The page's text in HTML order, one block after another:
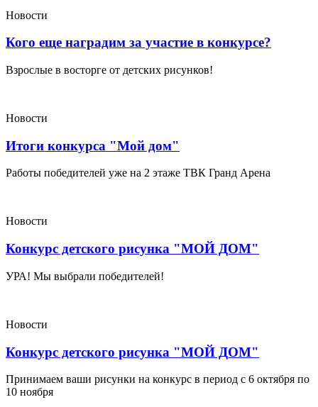
Новости
Кого еще наградим за участие в конкурсе?
Взрослые в восторге от детских рисунков!
Новости
Итоги конкурса "Мой дом"
Работы победителей уже на 2 этаже ТВК Гранд Арена
Новости
Конкурс детского рисунка "МОЙ ДОМ"
УРА! Мы выбрали победителей!
Новости
Конкурс детского рисунка "МОЙ ДОМ"
Принимаем ваши рисунки на конкурс в период с 6 октября по
10 ноября